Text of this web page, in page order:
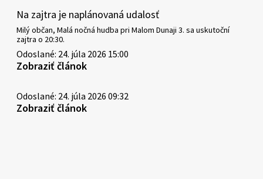
Na zajtra je naplánovaná udalosť
Milý občan, Malá nočná hudba pri Malom Dunaji 3. sa uskutoční
zajtra o 20:30.
Odoslané: 24. júla 2026 15:00
Zobraziť článok
Odoslané: 24. júla 2026 09:32
Zobraziť článok